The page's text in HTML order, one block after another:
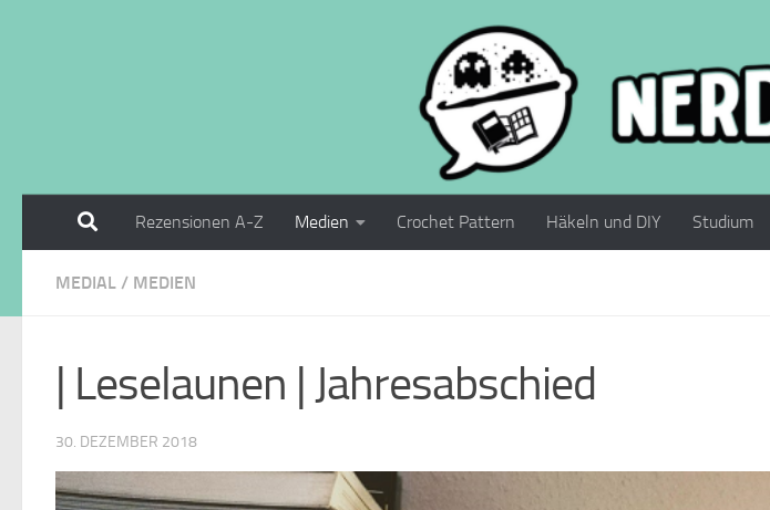
Rezensionen A-Z Medien Crochet Pattern Häkeln und DIY Studium
MEDIAL / MEDIEN
| Leselaunen | Jahresabschied
30. DEZEMBER 2018